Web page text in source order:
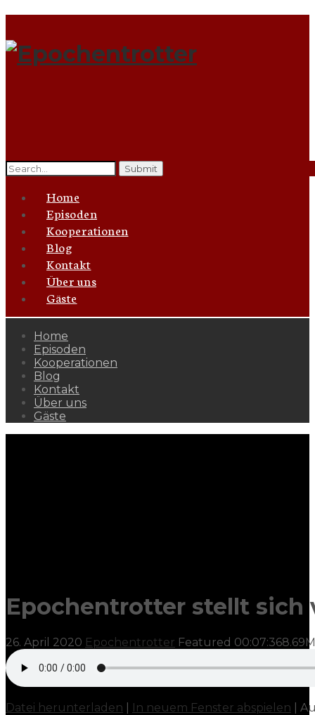
Search
for:
Home
Episoden
Kooperationen
Blog
Kontakt
Über uns
Gäste
Home
Episoden
Kooperationen
Blog
Kontakt
Über uns
Gäste
Epochentrotter stellt sich
26. April 2020 Epochentrotter Featured 00:07:368.69M
Datei herunterladen In neuem Fenster abspielen